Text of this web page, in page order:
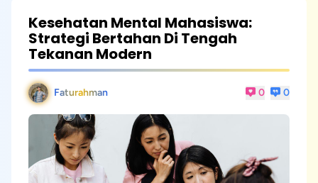
Kesehatan Mental Mahasiswa:
Strategi Bertahan Di Tengah
Tekanan Modern
Faturahman 0 0